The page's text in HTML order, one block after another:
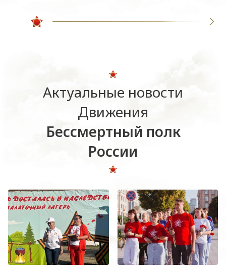
Актуальные новости
Движения
Бессмертный полк
России